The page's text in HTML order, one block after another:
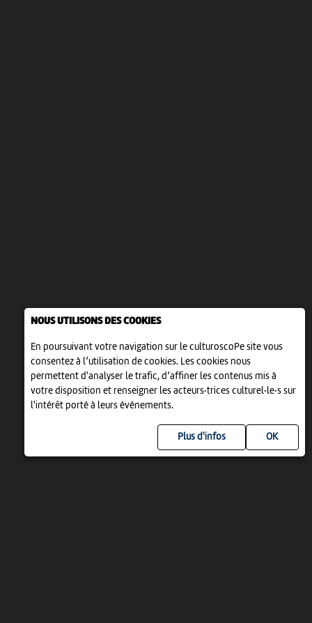
NOUS UTILISONS DES COOKIES
En poursuivant votre navigation sur le culturoscoPe site vous
consentez à l’utilisation de cookies. Les cookies nous
permettent d'analyser le trafic, d’affiner les contenus mis à
votre disposition et renseigner les acteurs·trices culturel·le·s sur
l'intérêt porté à leurs événements.
Plus d'infos